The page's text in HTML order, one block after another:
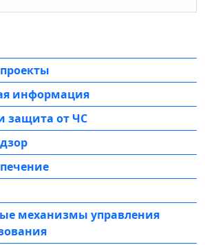
информация
защита от ЧС
механизмы управления